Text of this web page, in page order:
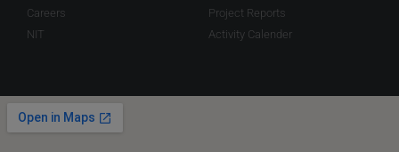
Careers
NIT
Project Reports
Activity Calender